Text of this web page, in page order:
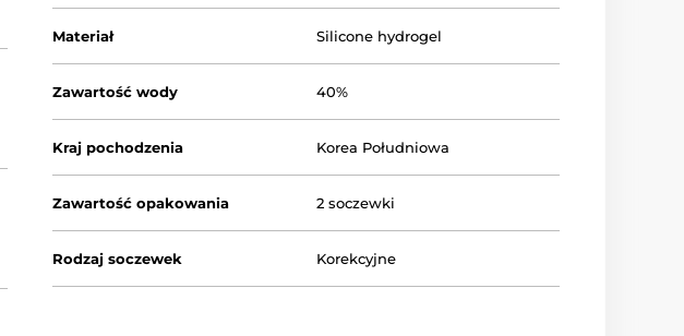
Materiał Silicone hydrogel
Zawartość wody 40%
Kraj pochodzenia Korea Południowa
Zawartość opakowania 2 soczewki
Rodzaj soczewek Korekcyjne